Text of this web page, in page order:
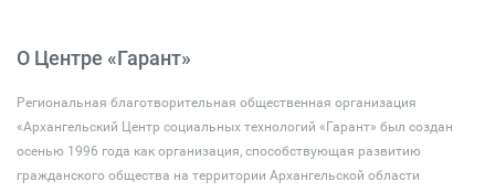
О Центре «Гарант»
Региональная благотворительная общественная организация
«Архангельский Центр социальных технологий «Гарант» был создан
осенью 1996 года как организация, способствующая развитию
гражданского общества на территории Архангельской области